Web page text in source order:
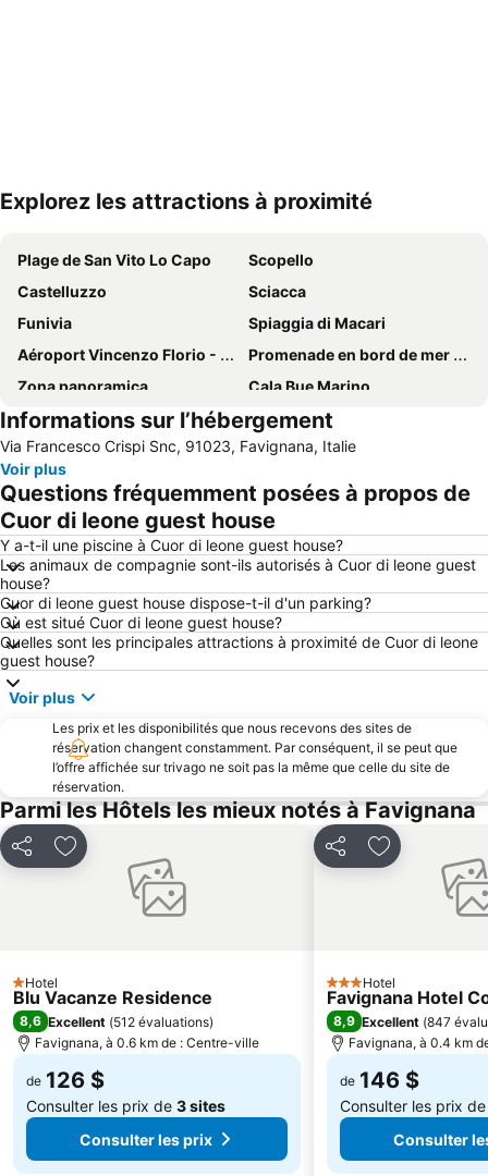
Explorez les attractions à proximité
Plage de San Vito Lo Capo
Scopello
Castelluzzo
Sciacca
Funivia
Spiaggia di Macari
Aéroport Vincenzo Florio - Trapani Birgi
Promenade en bord de mer - Dante Alghieri
Zona panoramica
Cala Bue Marino
Città vecchia di Marsala
Port de Trapani
Tonnara del Secco
Lido Marausa
Riserva Naturale dello Stagnone
Lido Signorino
Piazza della Repubblica
Ségeste
Gibellina Nuova
Réserve naturelle du Zingaro
Informations sur l’hébergement
Via Francesco Crispi Snc, 91023, Favignana, Italie
Voir plus
Questions fréquemment posées à propos de
Cuor di leone guest house
Y a-t-il une piscine à Cuor di leone guest house?
Les animaux de compagnie sont-ils autorisés à Cuor di leone guest
house?
Cuor di leone guest house dispose-t-il d'un parking?
Où est situé Cuor di leone guest house?
Quelles sont les principales attractions à proximité de Cuor di leone
guest house?
Voir plus
Les prix et les disponibilités que nous recevons des sites de
réservation changent constamment. Par conséquent, il se peut que
l’offre affichée sur trivago ne soit pas la même que celle du site de
réservation.
Parmi les Hôtels les mieux notés à Favignana
PartagerAjouter à mes favoris
1 Étoiles
Hotel
Blu Vacanze Residence
8,6 Excellent (512 évaluations)
Favignana, à 0.6 km de : Centre-ville
de 126 $
Consulter les prix de 3 sites
Consulter les prix
PartagerAjouter à
3 Étoiles
Hotel
Favignana Hotel
8,9 Excellent (847
Favignana, à 0.4 km
de 146 $
Consulter les prix
Consulter